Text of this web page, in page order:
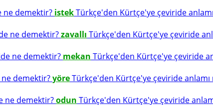
ne demektir? istekTürkçe'den Kürtçe'ye çeviride
ne demektir?zavallı Türkçe'den Kürtçe'ye çeviride
ne demektir? mekan Türkçe'den Kürtçe'ye çeviride
demektir?yöreTürkçe'den Kürtçe'ye çeviride anlamı
ne demektir?odun Türkçe'den Kürtçe'ye çeviride